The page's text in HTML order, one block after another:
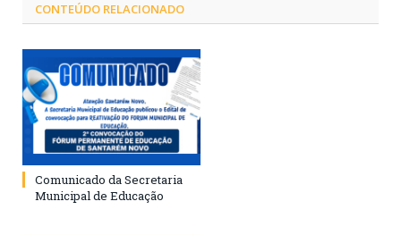
CONTEÚDO RELACIONADO
Comunicado da Secretaria
Municipal de Educação